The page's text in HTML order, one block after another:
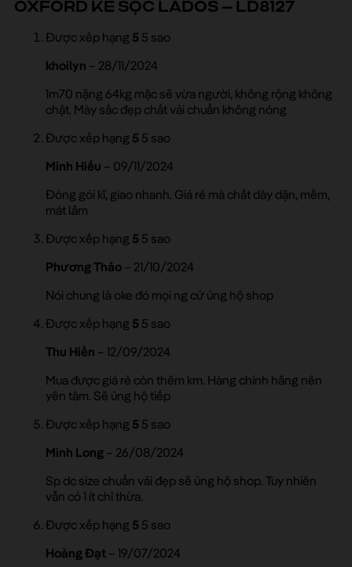
OXFORD KẺ SỌC LADOS – LD8127
Được xếp hạng 5 5 sao
khoilyn – 28/11/2024
1m70 nặng 64kg mặc sẽ vừa người, không rộng không
chật. Mày sắc đẹp chất vải chuẩn không nóng
Được xếp hạng 5 5 sao
Minh Hiếu – 09/11/2024
Đóng gói kĩ, giao nhanh. Giá rẻ mà chất dày dặn, mềm,
mát lắm
Được xếp hạng 5 5 sao
Phương Thảo – 21/10/2024
Nói chung là oke đó mọi ng cứ ủng hộ shop
Được xếp hạng 5 5 sao
Thu Hiền – 12/09/2024
Mua được giá rẻ còn thêm km. Hàng chính hãng nên
yên tâm. Sẽ ủng hộ tiếp
Được xếp hạng 5 5 sao
Minh Long – 26/08/2024
Sp dc size chuẩn vải đẹp sẽ ủng hộ shop. Tuy nhiên
vẫn có 1 ít chỉ thừa.
Được xếp hạng 5 5 sao
Hoàng Đạt – 19/07/2024